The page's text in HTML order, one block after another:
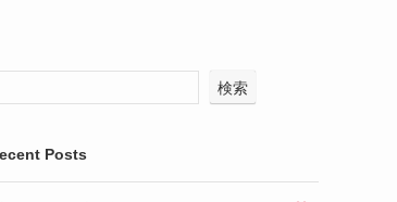
検索
Posts